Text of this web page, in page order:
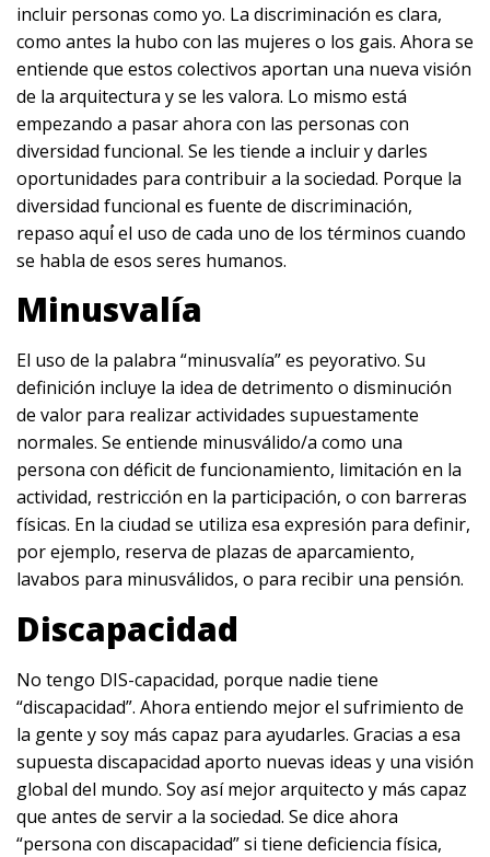
incluir personas como yo. La discriminación es clara,
como antes la hubo con las mujeres o los gais. Ahora se
entiende que estos colectivos aportan una nueva visión
de la arquitectura y se les valora. Lo mismo está
empezando a pasar ahora con las personas con
diversidad funcional. Se les tiende a incluir y darles
oportunidades para contribuir a la sociedad. Porque la
diversidad funcional es fuente de discriminación,
repaso aquí́ el uso de cada uno de los términos cuando
se habla de esos seres humanos.
Minusvalía
El uso de la palabra “minusvalía” es peyorativo. Su
definición incluye la idea de detrimento o disminución
de valor para realizar actividades supuestamente
normales. Se entiende minusválido/a como una
persona con déficit de funcionamiento, limitación en la
actividad, restricción en la participación, o con barreras
físicas. En la ciudad se utiliza esa expresión para definir,
por ejemplo, reserva de plazas de aparcamiento,
lavabos para minusválidos, o para recibir una pensión.
Discapacidad
No tengo DIS-capacidad, porque nadie tiene
“discapacidad”. Ahora entiendo mejor el sufrimiento de
la gente y soy más capaz para ayudarles. Gracias a esa
supuesta discapacidad aporto nuevas ideas y una visión
global del mundo. Soy así mejor arquitecto y más capaz
que antes de servir a la sociedad. Se dice ahora
“persona con discapacidad” si tiene deficiencia física,